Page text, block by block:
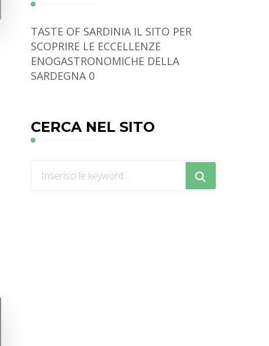
TASTE OF SARDINIA IL SITO PER
SCOPRIRE LE ECCELLENZE
ENOGASTRONOMICHE DELLA
SARDEGNA 0
CERCA NEL SITO
Cerchi